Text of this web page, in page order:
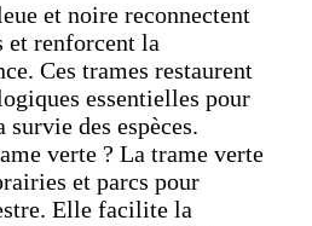
et noire reconnectent
renforcent la
Ces trames restaurent
essentielles pour
des espèces.
verte ? La trame verte
et parcs pour
Elle facilite la